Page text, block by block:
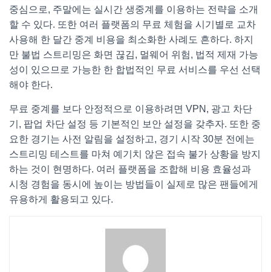
중심으로, 주말에는 실시간 생중계를 이용하는 전략을 소개
할 수 있다. 또한 여러 플랫폼의 무료 체험을 시기별로 교차
사용해 한 달간 중계 비용을 최소화한 사례도 흔하다. 하지
만 불법 스트리밍은 화면 끊김, 멀웨어 위험, 법적 제재 가능
성이 있으므로 가능한 한 합법적인 무료 서비스를 우선 선택
해야 한다.
무료 중계를 보다 안정적으로 이용하려면 VPN, 광고 차단
기, 팝업 차단 설정 등 기본적인 보안 설정을 갖추자. 또한 중
요한 경기는 사전 알림을 설정하고, 경기 시작 30분 전에는
스트리밍 테스트를 마쳐 예기치 않은 접속 불가 상황을 방지
하는 것이 현명하다. 여러 플랫폼을 조합해 비용 효율성과
시청 경험을 동시에 높이는 방법들이 실제로 많은 팬들에게
유용하게 활용되고 있다.